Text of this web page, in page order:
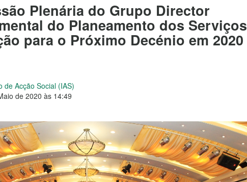
Plenária do Grupo Director
do Planeamento dos Serviços
para o Próximo Decénio em 2020
de Acção Social (IAS)
de 2020 às 14:49